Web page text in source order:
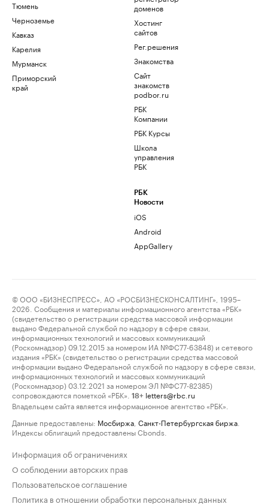
Тюмень
Черноземье
Кавказ
Карелия
Мурманск
Приморский
край
доменов
Хостинг
сайтов
Рег.решения
Знакомства
Сайт
знакомств
podbor.ru
РБК
Компании
РБК Курсы
Школа
управления
РБК
РБК
Новости
iOS
Android
AppGallery
© ООО «БИЗНЕСПРЕСС», АО «РОСБИЗНЕСКОНСАЛТИНГ», 1995–
2026. Сообщения и материалы информационного агентства «РБК»
(свидетельство о регистрации средства массовой информации
выдано Федеральной службой по надзору в сфере связи,
информационных технологий и массовых коммуникаций
(Роскомнадзор) 09.12.2015 за номером ИА №ФС77-63848) и сетевого
издания «РБК» (свидетельство о регистрации средства массовой
информации выдано Федеральной службой по надзору в сфере связи,
информационных технологий и массовых коммуникаций
(Роскомнадзор) 03.12.2021 за номером ЭЛ №ФС77-82385)
сопровождаются пометкой «РБК».
18+ letters@rbc.ru
Владельцем сайта является информационное агентство «РБК».
Данные предоставлены: Мосбиржа Санкт-Петербургская биржа
Индексы облигаций предоставлены Cbonds.
Информация об ограничениях
О соблюдении авторских прав
Пользовательское соглашение
Политика в отношении обработки персональных данных